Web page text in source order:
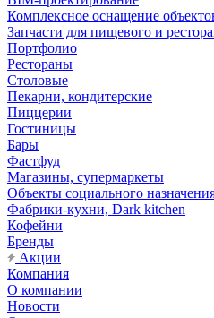
Комплексное оснащение
Запчасти для пищевого и
Портфолио
Рестораны
Столовые
Пекарни, кондитерские
Пиццерии
Гостиницы
Бары
Фастфуд
Магазины, супермаркеты
Объекты социального
Фабрики-кухни, Dark kitchen
Кофейни
Бренды
Акции
Компания
О компании
Новости